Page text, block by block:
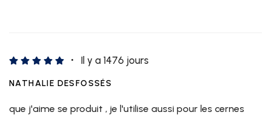
Il y a 1476 jours
NATHALIE DESFOSSÉS
que j'aime se produit , je l'utilise aussi pour les cernes